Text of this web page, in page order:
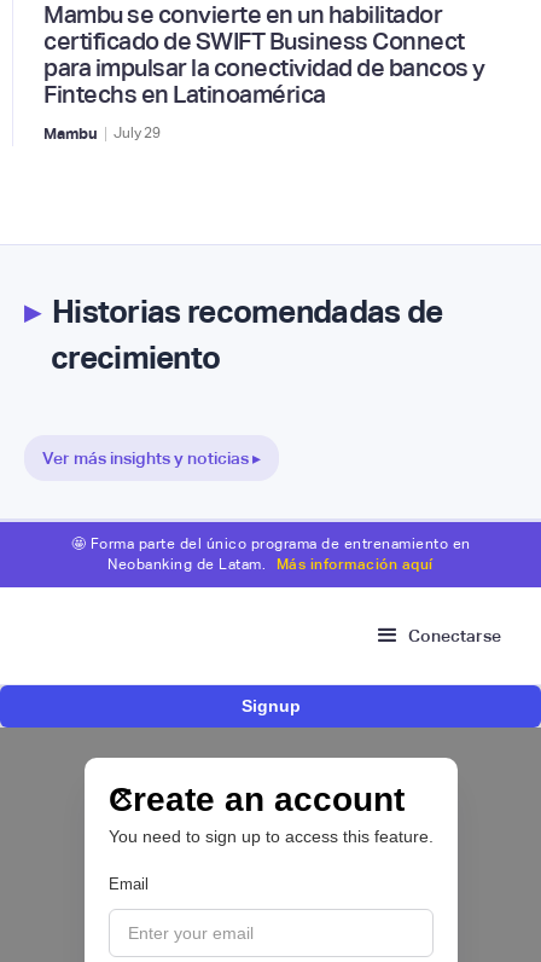
Mambu se convierte en un habilitador
certificado de SWIFT Business Connect
para impulsar la conectividad de bancos y
Fintechs en Latinoamérica
Mambu | July29
▸Historias recomendadas de
crecimiento
Ver más insights y noticias ▸
🤩 Forma parte del único programa de entrenamiento en
Neobanking de Latam.
Más información aquí
Conectarse
Signup
Create an account
You need to sign up to access this feature.
Email
fraude, identidad e IA que marcarán el futuro
del sector financiero
Sofía Neira Gómez